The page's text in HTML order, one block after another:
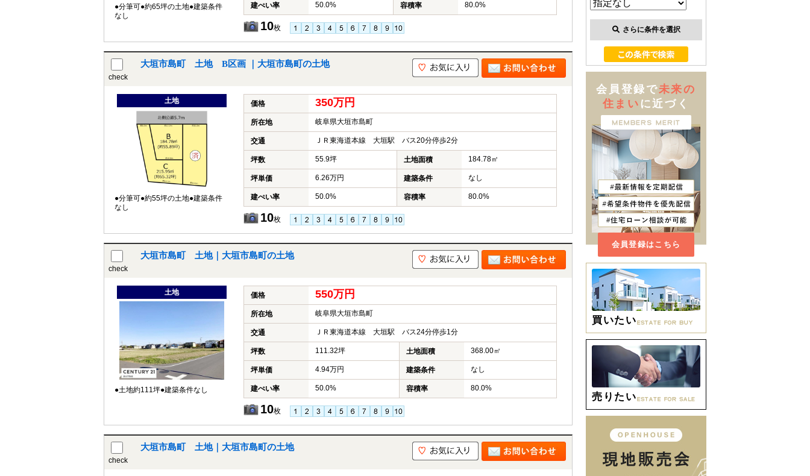
●分筆可●約65坪の土地●建築条件
なし
建ぺい率 50.0% 容積率 80.0%
10枚
check
大垣市島町 土地 B区画 ｜大垣市島町の土地
土地
●分筆可●約55坪の土地●建築条件
なし
価格 350万円
所在地 岐阜県大垣市島町
交通 ＪＲ東海道本線 大垣駅 バス20分停歩2分
坪数 55.9坪 土地面積 184.78㎡
坪単価 6.26万円 建築条件 なし
建ぺい率 50.0% 容積率 80.0%
10枚
check
大垣市島町 土地｜大垣市島町の土地
土地
●土地約111坪●建築条件なし
価格 550万円
所在地 岐阜県大垣市島町
交通 ＪＲ東海道本線 大垣駅 バス24分停歩1分
坪数 111.32坪 土地面積 368.00㎡
坪単価 4.94万円 建築条件 なし
建ぺい率 50.0% 容積率 80.0%
10枚
check
大垣市島町 土地｜大垣市島町の土地
さらに条件を選択
会員登録で未来の
住まい に近づく
会員登録はこちら
買いたい
売りたい